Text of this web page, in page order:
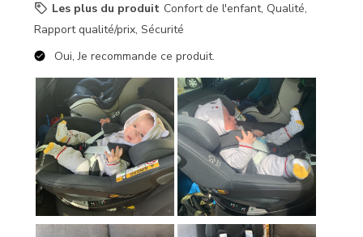
Les plus du produit Confort de l'enfant, Qualité,
Rapport qualité/prix, Sécurité
Oui, Je recommande ce produit.